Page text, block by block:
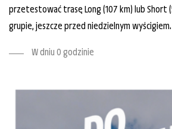
przetestować trasę Long (107 km) lub Short
grupie, jeszcze przed niedzielnym wyścigiem.
W dniu O godzinie